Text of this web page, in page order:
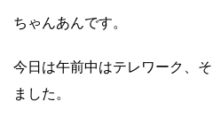
ちゃんあんです。
今日は午前中はテレワーク、
ました。